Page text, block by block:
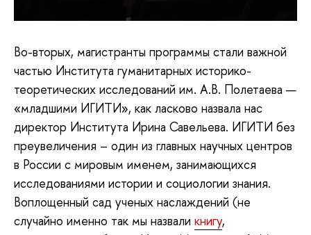
Во-вторых, магистранты программы стали важной
частью Института гуманитарных историко-
теоретических исследований им. А.В. Полетаева —
«младшими ИГИТИ», как ласково назвала нас
директор Института Ирина Савельева. ИГИТИ без
преувеличения – один из главных научных центров
в России с мировым именем, занимающихся
исследованиями истории и социологии знания.
Воплощенный сад ученых наслаждений (не
случайно именно так мы назвали книгу,